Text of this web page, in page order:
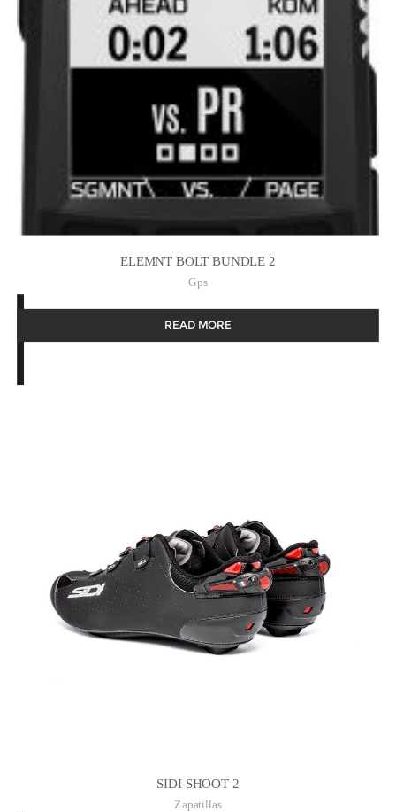
ELEMNT BOLT BUNDLE 2
Gps
READ MORE
SIDI SHOOT 2
Zapatillas